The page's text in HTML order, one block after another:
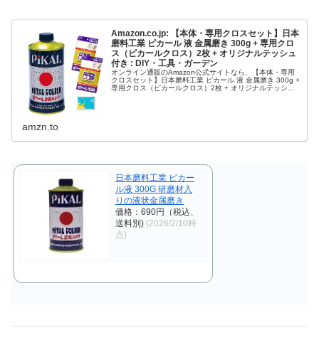
Amazon.co.jp: 【本体・専用クロスセット】日本
磨料工業 ピカール 液 金属磨き 300g + 専用クロ
ス（ピカールクロス）2枚 + オリジナルテッシュ
付き : DIY・工具・ガーデン
オンライン通販のAmazon公式サイトなら、【本体・専用
クロスセット】日本磨料工業 ピカール 液 金属磨き 300g +
専用クロス（ピカールクロス）2枚 + オリジナルテッシュ
amzn.to
日本磨料工業 ピカー
ル液 300G 研磨材入
りの液状金属磨き
価格：690円（税込、
送料別) (2026/2/10時
点)